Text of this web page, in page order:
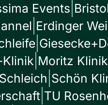
Events
Erdinger
Moritz Klinik
Schleich Schön
TU